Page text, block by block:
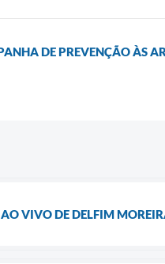
DE PREVENÇÃO ÀS
VIVO DE DELFIM